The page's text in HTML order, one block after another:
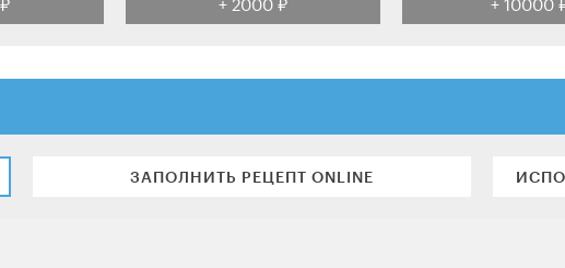
ЗАПОЛНИТЬ РЕЦЕПТ ONLINE